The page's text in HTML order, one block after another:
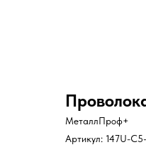
МеталлПроф+
Артикул: 147U-C5-